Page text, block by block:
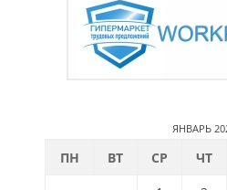
ЯНВАРЬ
ПН ВТ СР ЧТ